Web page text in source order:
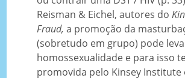
Reisman & Eichel, autores do
Fraud,a promoção da
(sobretudo em grupo) pode
homossexualidade e para isso
promovida pelo Kinsey Institute